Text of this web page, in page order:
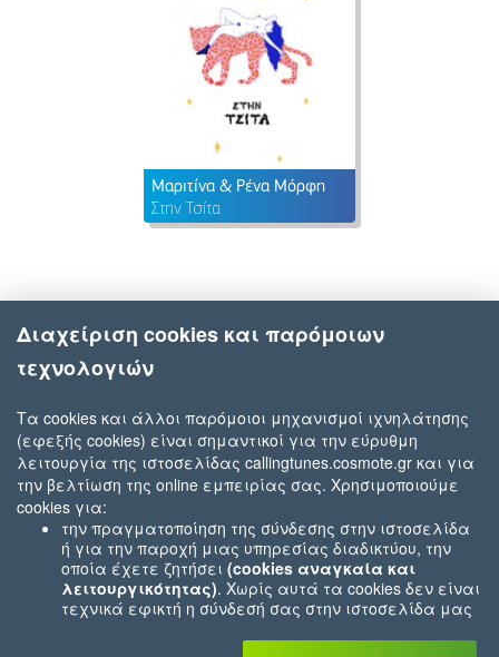
Μαριτίνα & Ρένα Μόρφη
Στην Τσίτα
Διαχείριση cookies και παρόμοιων
τεχνολογιών
Τα cookies και άλλοι παρόμοιοι μηχανισμοί ιχνηλάτησης
(εφεξής cookies) είναι σημαντικοί για την εύρυθμη
λειτουργία της ιστοσελίδας callingtunes.cosmote.gr και για
την βελτίωση της online εμπειρίας σας. Χρησιμοποιούμε
cookies για:
την πραγματοποίηση της σύνδεσης στην ιστοσελίδα
ή για την παροχή μιας υπηρεσίας διαδικτύου, την
οποία έχετε ζητήσει (cookies αναγκαία και
λειτουργικότητας). Χωρίς αυτά τα cookies δεν είναι
τεχνικά εφικτή η σύνδεσή σας στην ιστοσελίδα μας
που εσείς μας ζητήσατε (π.χ.cookies που αφορούν